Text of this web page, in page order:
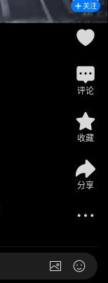
关注
评论
收藏
分享